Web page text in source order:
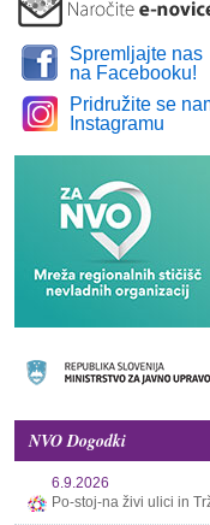
Spremljajte nas
na Facebooku!
Pridružite se
Instagramu
NVO Dogodki
6.9.2026
Po-stoj-na živi ulici in